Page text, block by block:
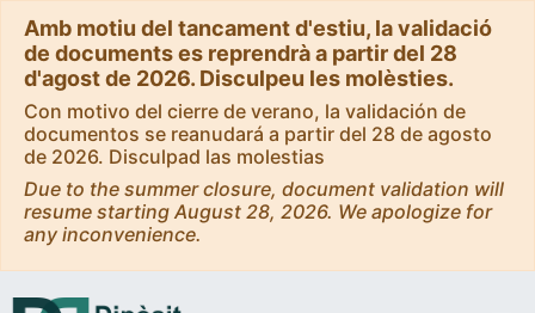
Amb motiu del tancament d'estiu, la validació
de documents es reprendrà a partir del 28
d'agost de 2026. Disculpeu les molèsties.
Con motivo del cierre de verano, la validación de
documentos se reanudará a partir del 28 de agosto
de 2026. Disculpad las molestias
Due to the summer closure, document validation will
resume starting August 28, 2026. We apologize for
any inconvenience.